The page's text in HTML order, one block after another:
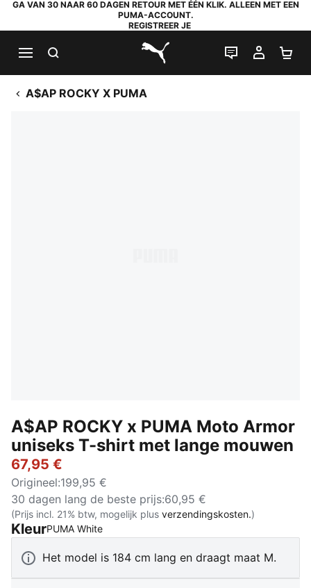
GA VAN 30 NAAR 60 DAGEN RETOUR MET ÉÉN KLIK. ALLEEN MET EEN
PUMA-ACCOUNT.
REGISTREER JE
PUMA.com
LIVE CHAT
MIJN
A$AP ROCKY X PUMA
A$AP ROCKY x PUMA Moto Armor
uniseks T-shirt met lange mouwen
67,95 €
Origineel:199,95 €
30 dagen lang de beste prijs:60,95 €
(Prijs incl. 21% btw, mogelijk plus verzendingskosten.)
KleurPUMA White:
Het model is 184 cm lang en draagt maat M.